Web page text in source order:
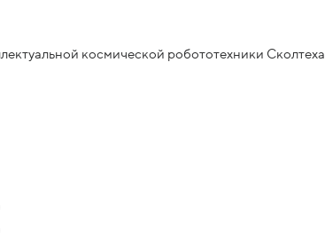
космической робототехники Сколтеха